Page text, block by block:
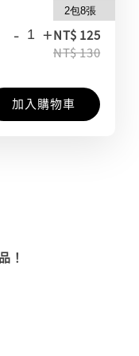
- +NT$ 125
NT$ 130
加入購物車
！